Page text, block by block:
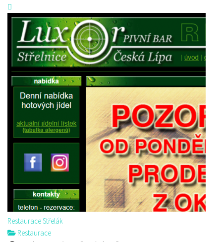
Restaurace Střelák
Restaurace